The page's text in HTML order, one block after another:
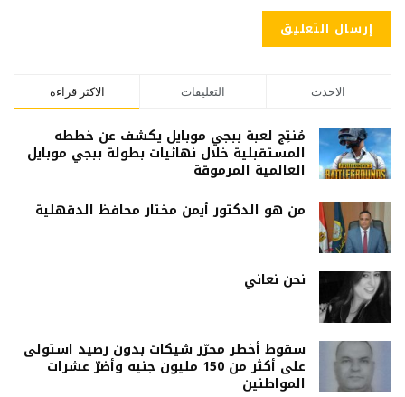
الاكثر قراءة التعليقات الاحدث
مُنتِج لعبة ببجي موبايل يكشف عن خططه
المستقبلية خلال نهائيات بطولة ببجي موبايل
العالمية المرموقة
من هو الدكتور أيمن مختار محافظ الدقهلية
نحن نعاني
سقوط أخطر محرّر شيكات بدون رصيد استولى
على أكثر من 150 مليون جنيه وأضرّ عشرات
المواطنين